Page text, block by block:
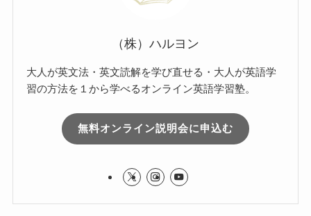
（株）ハルヨン
大人が英文法・英文読解を学び直せる・大人が英語学
習の方法を１から学べるオンライン英語学習塾。
無料オンライン説明会に申込む